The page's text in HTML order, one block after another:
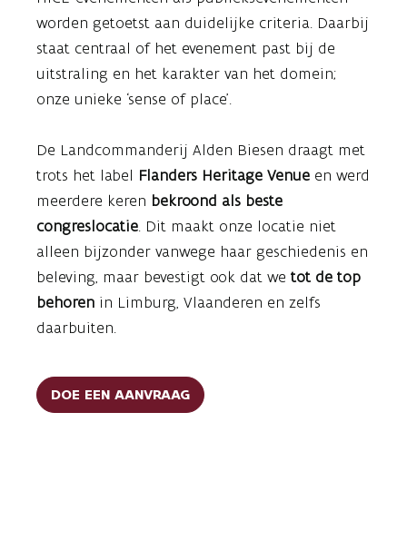
worden getoetst aan duidelijke criteria. Daarbij
staat centraal of het evenement past bij de
uitstraling en het karakter van het domein;
onze unieke ‘sense of place’.
De Landcommanderij Alden Biesen draagt met
trots het label Flanders Heritage Venue en werd
meerdere keren bekroond als beste
congreslocatie. Dit maakt onze locatie niet
alleen bijzonder vanwege haar geschiedenis en
beleving, maar bevestigt ook dat we tot de top
behoren in Limburg, Vlaanderen en zelfs
daarbuiten.
DOE EEN AANVRAAG